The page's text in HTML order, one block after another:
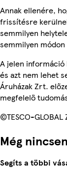
Annak ellenére,
frissítésre
semmilyen
semmilyen
A jelen információ
és azt nem lehet
Áruházak Zrt.
megfelelő
©TESCO-GLOBAL
Még
Segíts a többi